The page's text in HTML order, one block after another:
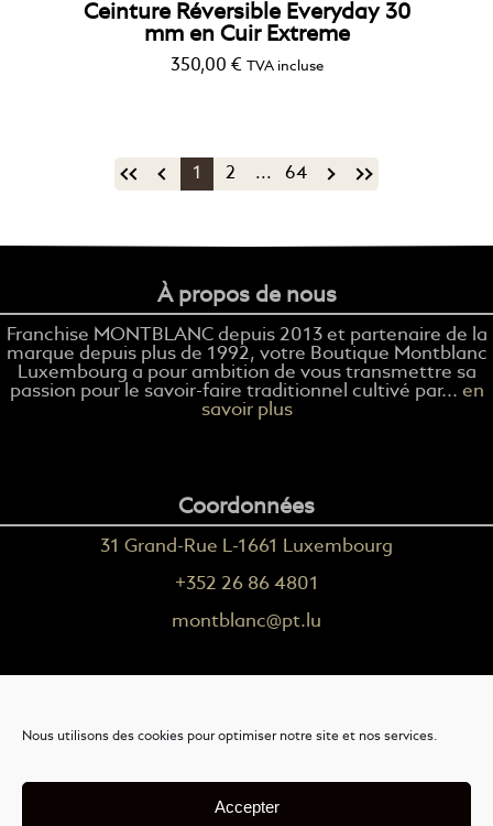
Nous utilisons des cookies pour optimiser notre site et nos services.
Accepter
Ceinture Réversible Everyday 30
mm en Cuir Extreme
350,00 € TVA incluse
1 2 ... 64
À propos de nous
Franchise MONTBLANC depuis 2013 et partenaire de la
marque depuis plus de 1992, votre Boutique Montblanc
Luxembourg a pour ambition de vous transmettre sa
passion pour le savoir-faire traditionnel cultivé par... en
savoir plus
Coordonnées
31 Grand-Rue L-1661 Luxembourg
+352 26 86 4801
montblanc@pt.lu